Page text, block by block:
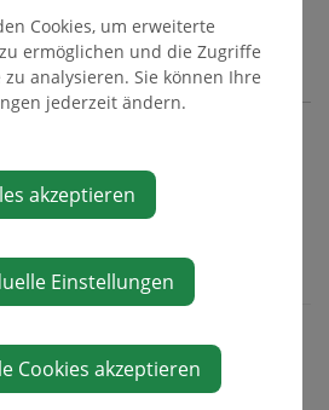
Cookies, um erweiterte
ermöglichen und die Zugriffe
analysieren. Sie können Ihre
jederzeit ändern.
akzeptieren
Einstellungen
Cookies akzeptieren